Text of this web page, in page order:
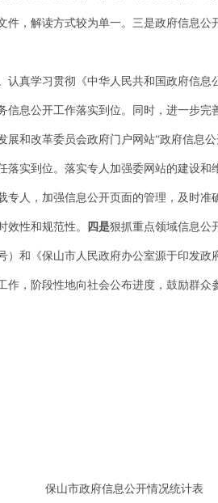
，解读方式较为单一。三是政府信息
认真学习贯彻《中华人民共和国政府信
息公开工作落实到位。同时，进一步
展和改革委员会政府门户网站“政府信息
落实到位。落实专人加强委网站的建设和
人，加强信息公开页面的管理，及时
性和规范性。 四是狠抓重点领域信息公
和《保山市人民政府办公室源于印发
，阶段性地向社会公布进度，鼓励群众
保山市政府信息公开情况统计表